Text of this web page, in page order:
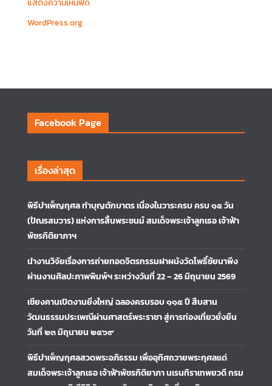
แสดงความเห็นฟีด
WordPress.org
Facebook Page
เรื่องล่าสุด
พิธีบำเพ็ญกุศล ทำบุญตักบาตร เนื่องในวาระครบ ครบ ๑๕ วัน
(ปัณรสมวาร) แห่งการสิ้นพระชนม์ สมเด็จพระเจ้าลูกเธอ เจ้าฟ้า
พัชรกิติยาภาฯ
นำงานวิจัยเรื่องการถ่ายทอดจิตรกรรมฝาผนังวัดโพธิ์ชัยนาพึง
ผ่านงานศิลปะภาพพิมพ์ฯ ระหว่างวันที่ 22 – 26 มิถุนายน 2569
เชียงคานเปิดงานยิ่งใหญ่ ฉลองครบรอบ ๑๑๕ ปี สืบสาน
วัฒนธรรมประเพณีผ่านศาสตร์พระราชา สู่การท่องเที่ยวยั่งยืน
วันที่ ๒๓ มิถุนายน ๒๕๖๙
พิธีบำเพ็ญกุศลสวดพระอภิธรรม เพื่ออุทิศถวายพระกุศลแด่
สมเด็จพระเจ้าลูกเธอ เจ้าฟ้าพัชรกิติยาภา นเรนทิราเทพยวดี กรม